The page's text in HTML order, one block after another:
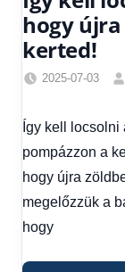
hogy
kerted!
2025-07-03
Így kell locsolni
pompázzon a
hogy újra
megelőzzük a
hogy